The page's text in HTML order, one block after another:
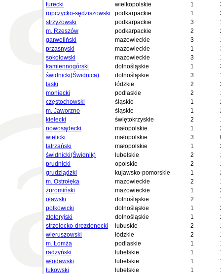
turecki
wielkopolskie 1
ropczycko-sędziszowski
podkarpackie 1
strzyżowski
podkarpackie 3
m. Rzeszów
podkarpackie 2
garwoliński
mazowieckie 3
przasnyski
mazowieckie 1
sokołowski
mazowieckie 3
kamiennogórski
dolnośląskie 1
świdnicki(Świdnica)
dolnośląskie 3
łaski
łódzkie 2
moniecki
podlaskie 2
częstochowski
śląskie 1
m. Jaworzno
śląskie 1
kielecki
świętokrzyskie 2
nowosądecki
małopolskie 1
wielicki
małopolskie 3
tatrzański
małopolskie 1
świdnicki(Świdnik)
lubelskie 2
prudnicki
opolskie 2
grudziądzki
kujawsko-pomorskie 1
m. Ostrołęka
mazowieckie 2
żuromiński
mazowieckie 1
oławski
dolnośląskie 2
polkowicki
dolnośląskie 1
złotoryjski
dolnośląskie 1
strzelecko-drezdenecki
lubuskie 2
wieruszowski
łódzkie 2
m. Łomża
podlaskie 1
radzyński
lubelskie 1
włodawski
lubelskie 1
łukowski
lubelskie 1